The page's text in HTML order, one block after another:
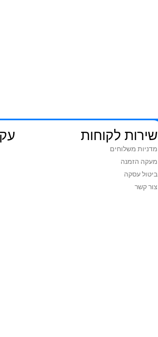
שירות לקוחות
מדניות משלוחים
מעקה הזמנה
ביטול עסקה
צור קשר